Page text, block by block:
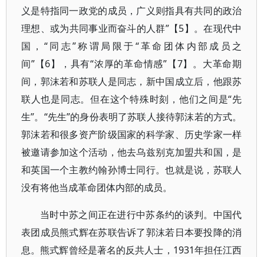
义是特指同一政党的成员，广义则指具有共同的政治
理想、或为共同事业而奋斗的人群”【5】。在现代中
国，“同志”称谓局限于“革命团体内部成员之
间”【6】，具有“浓厚的革命情感”【7】。大革命期
间，郭沫若和苏联人是同志，新中国成立后，他跟苏
联人也是同志。但在这个特殊时刻，他们之间是“先
生”。“先生”的身份表明了苏联人接待郭沫若的方式。
郭沫若和很多资产阶级国家的科学家、历史学家一样
被邀请参加这个活动，他去乌兹别克加盟共和国，是
和英国一个主教约翰孙博士同行。也就是说，苏联人
没有将他当成革命团体内部的成员。
当时中苏之间正在进行中苏条约的谈判。中国代
表团成员熊式辉在苏联告诉了郭沫若日本要投降的消
息。熊式辉曾经是著名的反共人士，1931年担任江西